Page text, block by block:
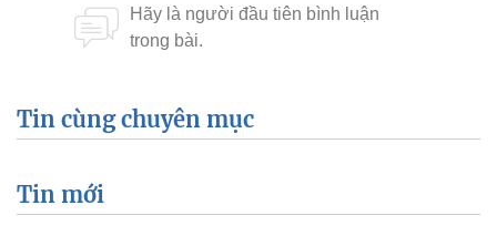
Tin cùng chuyên mục
Tin mới